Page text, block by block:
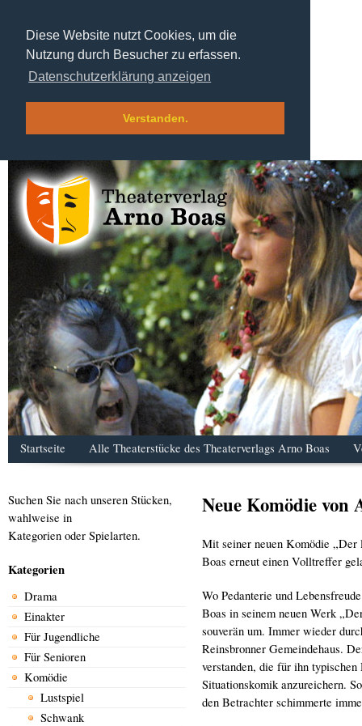
Diese Website nutzt Cookies, um die
Nutzung durch Besucher zu erfassen.
Datenschutzerklärung anzeigen
Verstanden.
Startseite Alle Theaterstücke des Theaterverlags Arno Boas
Suchen Sie nach unseren Stücken,
wahlweise in
Kategorien oder Spielarten.
Kategorien
Drama
Einakter
Für Jugendliche
Für Senioren
Komödie
Lustspiel
Schwank
Neue Komödie von
Mit seiner neuen Komödie „Der
Boas erneut einen Volltreffer
Wo Pedanterie und
Boas in seinem neuen Werk
souverän um. Immer wieder
Reinsbronner Gemeindehaus.
verstanden, die für ihn
Situationskomik anzureichern.
den Betrachter schimmerte